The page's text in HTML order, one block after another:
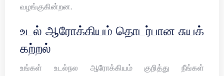
வழங்குகின்றன.
உடல் ஆரோக்கியம் தொடர்பான சுயக்
கற்றல்
உங்கள் உடல்நல ஆரோக்கியம் குறித்து நீங்கள்